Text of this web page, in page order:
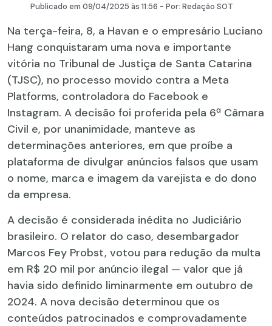
Publicado em 09/04/2025 às 11:56 - Por: Redação SOT
Na terça-feira, 8, a Havan e o empresário Luciano
Hang conquistaram uma nova e importante
vitória no Tribunal de Justiça de Santa Catarina
(TJSC), no processo movido contra a Meta
Platforms, controladora do Facebook e
Instagram. A decisão foi proferida pela 6ª Câmara
Civil e, por unanimidade, manteve as
determinações anteriores, em que proíbe a
plataforma de divulgar anúncios falsos que usam
o nome, marca e imagem da varejista e do dono
da empresa.
A decisão é considerada inédita no Judiciário
brasileiro. O relator do caso, desembargador
Marcos Fey Probst, votou para redução da multa
em R$ 20 mil por anúncio ilegal — valor que já
havia sido definido liminarmente em outubro de
2024. A nova decisão determinou que os
conteúdos patrocinados e comprovadamente